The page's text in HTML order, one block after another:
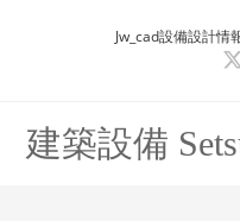
Jw_cad設備設計情
建築設備